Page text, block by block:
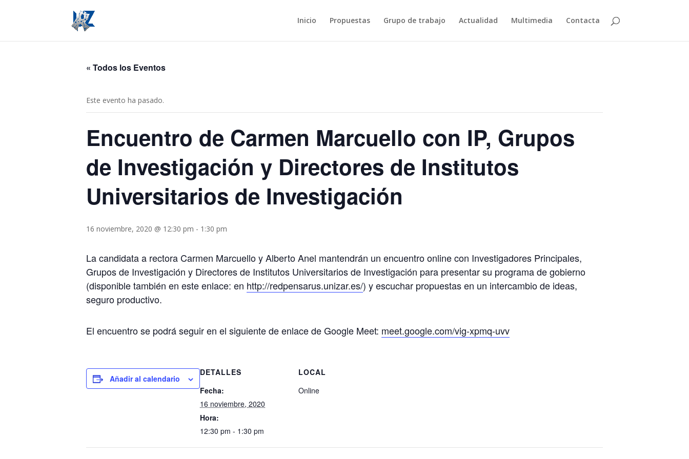
Inicio Propuestas Grupo de trabajo Actualidad Multimedia Contacta
« Todos los Eventos
Este evento ha pasado.
Encuentro de Carmen Marcuello con IP, Grupos
de Investigación y Directores de Institutos
Universitarios de Investigación
16 noviembre, 2020 @ 12:30 pm - 1:30 pm
La candidata a rectora Carmen Marcuello y Alberto Anel mantendrán un encuentro online con Investigadores Principales,
Grupos de Investigación y Directores de Institutos Universitarios de Investigación para presentar su programa de gobierno
(disponible también en este enlace: en http://redpensarus.unizar.es/) y escuchar propuestas en un intercambio de ideas,
seguro productivo.
El encuentro se podrá seguir en el siguiente de enlace de Google Meet: meet.google.com/vig-xpmq-uvv
Añadir al calendario
DETALLES
Fecha:
16 noviembre, 2020
Hora:
12:30 pm - 1:30 pm
LOCAL
Online